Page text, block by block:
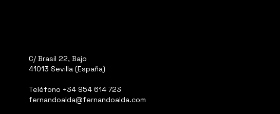
C/ Brasil 22, Bajo
41013 Sevilla (España)
Teléfono +34 954 614 723
fernandoalda@fernandoalda.com